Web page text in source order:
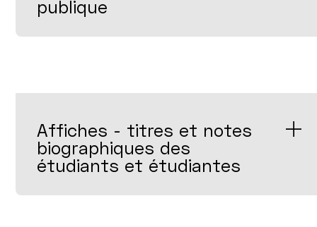
publique
Affiches - titres et notes
biographiques des
étudiants et étudiantes